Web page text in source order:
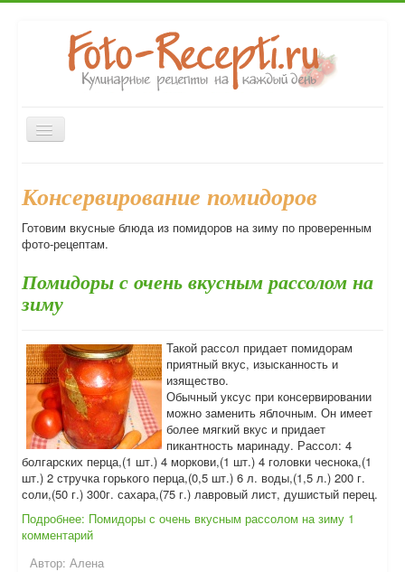
Включить/
выключить
Десерты
Выпечка Напитки Консервирование
Форум
Консервирование помидоров
Готовим вкусные блюда из помидоров на зиму по проверенным
фото-рецептам.
Помидоры с очень вкусным рассолом на
зиму
Такой рассол придает помидорам
приятный вкус, изысканность и
изящество.
Обычный уксус при консервировании
можно заменить яблочным. Он имеет
более мягкий вкус и придает
пикантность маринаду. Рассол: 4
болгарских перца,(1 шт.) 4 моркови,(1 шт.) 4 головки чеснока,(1
шт.) 2 стручка горького перца,(0,5 шт.) 6 л. воды,(1,5 л.) 200 г.
соли,(50 г.) 300г. сахара,(75 г.) лавровый лист, душистый перец.
Подробнее: Помидоры с очень вкусным рассолом на зиму 1
комментарий
Автор: Алена